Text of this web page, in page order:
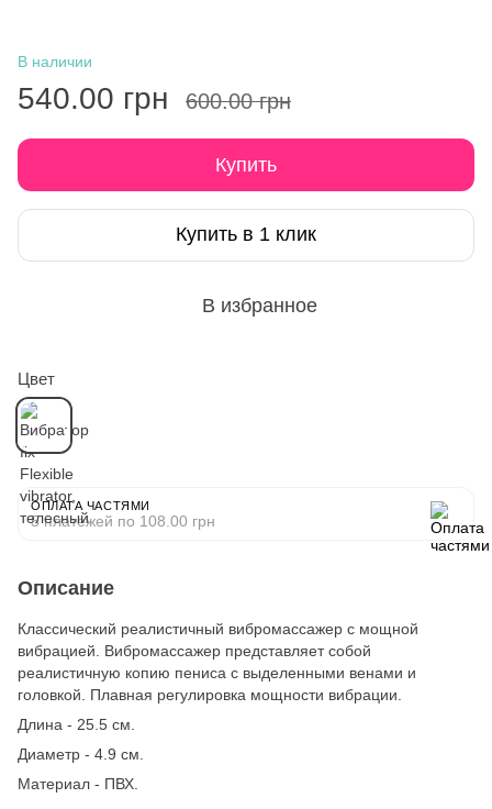
В наличии
540.00 грн 600.00 грн
Купить
Купить в 1 клик
В избранное
Цвет
ОПЛАТА ЧАСТЯМИ
5 платежей по 108.00 грн
Описание
Классический реалистичный вибромассажер с мощной
вибрацией. Вибромассажер представляет собой
реалистичную копию пениса с выделенными венами и
головкой. Плавная регулировка мощности вибрации.
Длина - 25.5 см.
Диаметр - 4.9 см.
Материал - ПВХ.